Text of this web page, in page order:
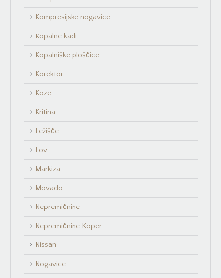
Kompresijske nogavice
Kopalne kadi
Kopalniške ploščice
Korektor
Koze
Kritina
Ležišče
Lov
Markiza
Movado
Nepremičnine
Nepremičnine Koper
Nissan
Nogavice